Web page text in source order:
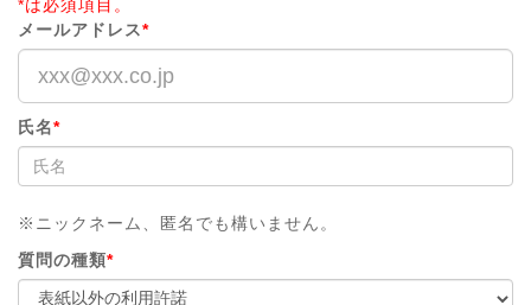
*は必須項目。
メールアドレス*
氏名*
※ニックネーム、匿名でも構いません。
質問の種類*